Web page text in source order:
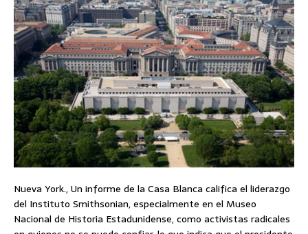
Nueva York., Un informe de la Casa Blanca califica el liderazgo
del Instituto Smithsonian, especialmente en el Museo
Nacional de Historia Estadunidense, como activistas radicales